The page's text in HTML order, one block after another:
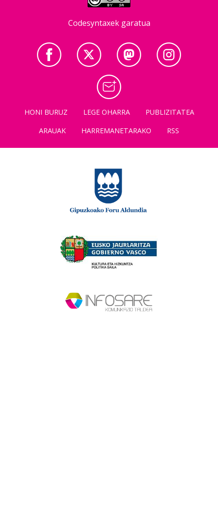
Codesyntaxek garatua
HONI BURUZ LEGE OHARRA
PUBLIZITATEA
ARAUAK
HARREMANETARAKO RSS